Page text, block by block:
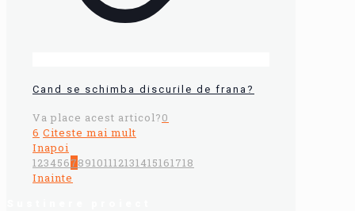
Cand se schimba discurile de frana?
Va place acest articol?0
6 Citeste mai mult
Inapoi
123456789101112131415161718
Inainte